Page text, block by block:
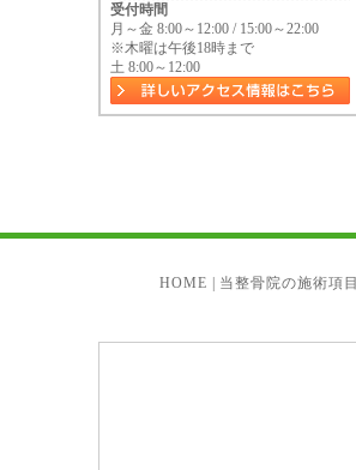
受付時間
月～金 8:00～12:00 / 15:00～22:00
※木曜は午後18時まで
土 8:00～12:00
HOME 当整骨院の施術項目